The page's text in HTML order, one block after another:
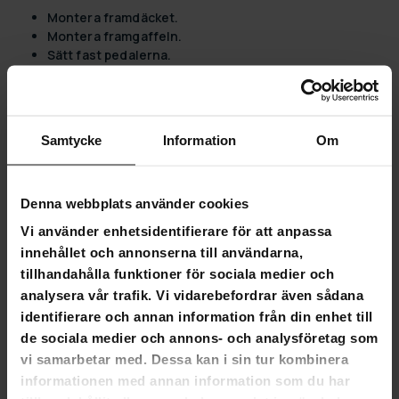
Samtycke Information Om
Denna webbplats använder cookies
Vi använder enhetsidentifierare för att anpassa
innehållet och annonserna till användarna,
tillhandahålla funktioner för sociala medier och
analysera vår trafik. Vi vidarebefordrar även sådana
identifierare och annan information från din enhet till
de sociala medier och annons- och analysföretag som
vi samarbetar med. Dessa kan i sin tur kombinera
informationen med annan information som du har
Montera framdäcket.
Montera framgaffeln.
Sätt fast pedalerna.
Avsedd användning: pendlingscykling, stadscykling,
fritidscykling, mountainbike
Däckstorlek: 26"
Rekommenderad användarhöjd: 167 - 187 CM
Lastkapacitet: 120 kg
Cykelvikt: 21 kg
styre, frontljus, pedaler)
Garanti: 2 år